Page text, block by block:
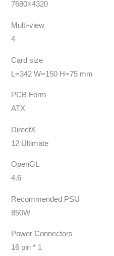
7680×4320
Multi-view
4
Card size
L=342 W=150 H=75 mm
PCB Form
ATX
DirectX
12 Ultimate
OpenGL
4.6
Recommended PSU
850W
Power Connectors
16 pin * 1